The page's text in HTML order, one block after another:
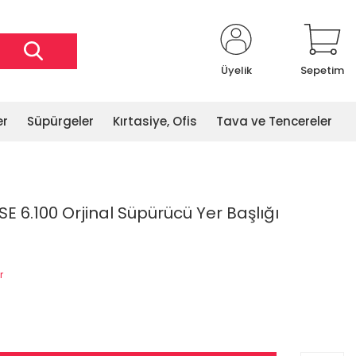
Üyelik Sepetim
Süpürgeler Kırtasiye, Ofis Tava ve Tencereler
6.100 Orjinal Süpürücü Yer Başlığı